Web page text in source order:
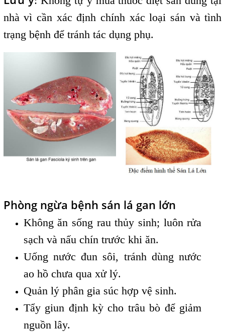
nhà vì cần xác định chính xác loại sán và tình
trạng bệnh để tránh tác dụng phụ.
Phòng ngừa bệnh sán lá gan lớn
Không ăn sống rau thủy sinh; luôn rửa
sạch và nấu chín trước khi ăn.
Uống nước đun sôi, tránh dùng nước
ao hồ chưa qua xử lý.
Quản lý phân gia súc hợp vệ sinh.
Tẩy giun định kỳ cho trâu bò để giảm
nguồn lây.